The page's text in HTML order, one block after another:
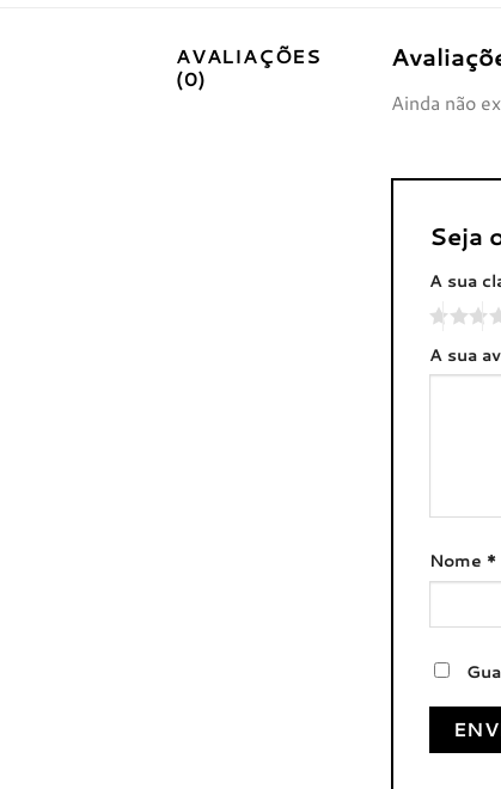
AVALIAÇÕES
(0)
Ainda não
Seja
A sua
A sua
Nome *